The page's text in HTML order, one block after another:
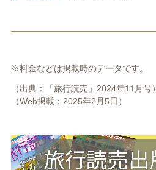
※料金などは掲載時のデータです。
（出典：「旅行読売」2024年11月号）
（Web掲載：2025年2月5日）